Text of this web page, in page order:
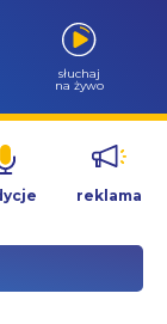
słuchaj
na żywo
reklama